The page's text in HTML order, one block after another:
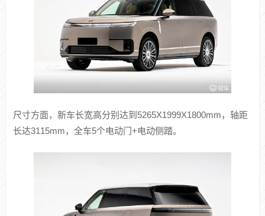
小鹏GX已开启预售，新车预售价为39.98万元，定位大型
SUV，提供纯电与增程两种动力版本。